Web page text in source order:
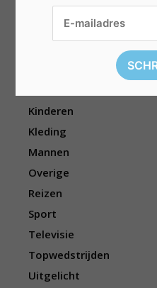
Cadeau
Kinderen
Kleding
Mannen
Overige
Reizen
Sport
Televisie
Topwedstrijden
Uitgelicht